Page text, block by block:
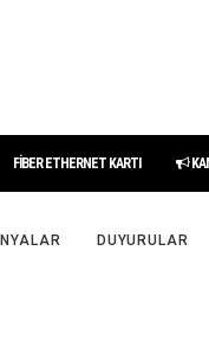
FİBER ETHERNET KARTI
DUYURULAR